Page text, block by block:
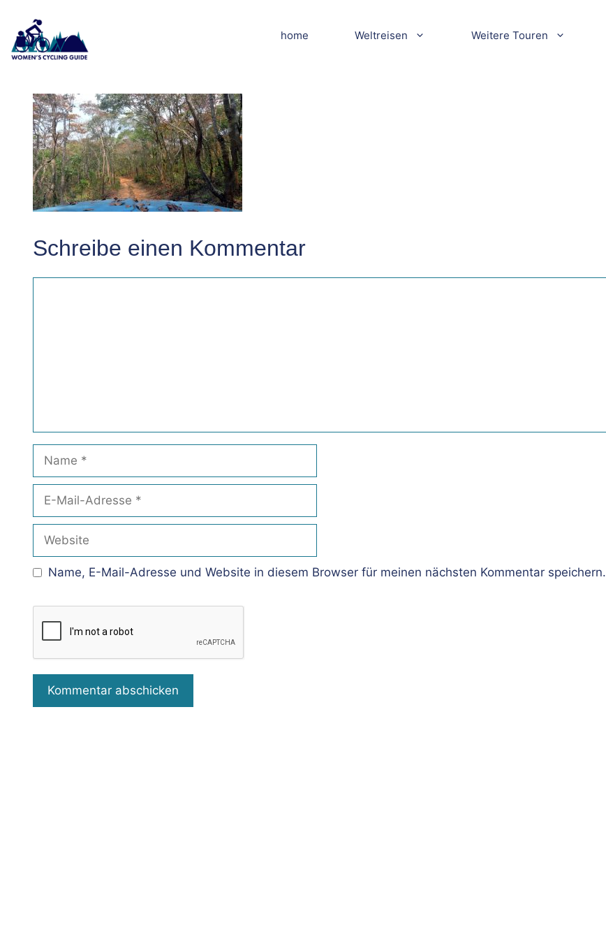
Inhalt
springen
home Weltreisen Weitere Touren
DSCN5557klein
Schreibe einen Kommentar
Mail-
Adresse
Name, E-Mail-Adresse und Website in diesem Browser für meinen nächsten Kommentar speichern.